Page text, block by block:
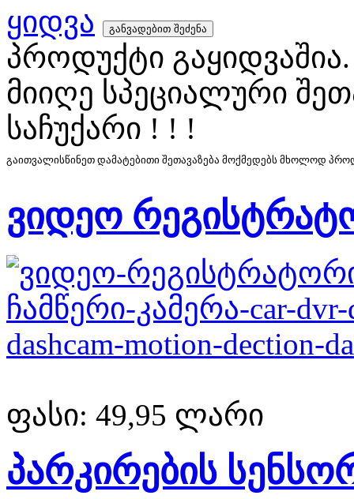
ყიდვა
პროდუქტი გაყიდვაშია.
მიიღე სპეციალური
საჩუქარი ! ! !
გაითვალისწინეთ დამატებითი შეთავაზება მოქმედებს მხოლოდ
ვიდეო
ფასი: 49,95 ლარი
პარკირების